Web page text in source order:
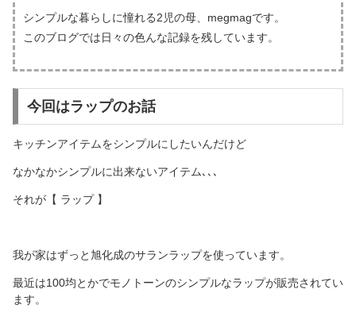
シンプルな暮らしに憧れる2児の母、megmagです。
このブログでは日々の色んな記録を残しています。
今回はラップのお話
キッチンアイテムをシンプルにしたいんだけど
なかなかシンプルに出来ないアイテム､､､
それが【 ラップ 】
我が家はずっと旭化成のサランラップを使っています。
最近は100均とかでモノトーンのシンプルなラップが販売されてい
ます。